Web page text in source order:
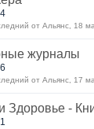
от Альянс, 18
журналы
от Альянс, 17
Здоровье -